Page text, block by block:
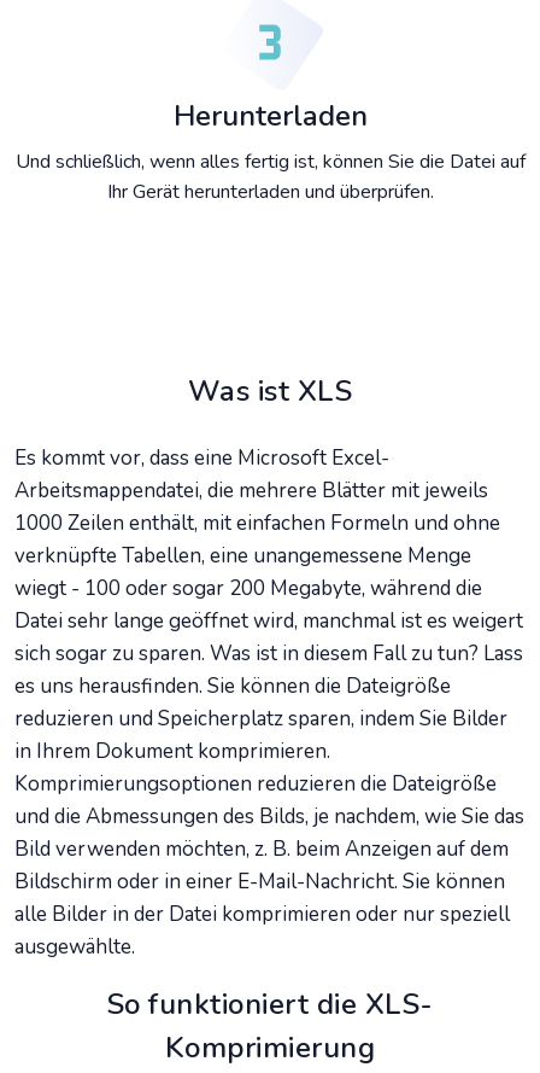
Herunterladen
Und schließlich, wenn alles fertig ist, können Sie die Datei auf
Ihr Gerät herunterladen und überprüfen.
Was ist XLS
Es kommt vor, dass eine Microsoft Excel-
Arbeitsmappendatei, die mehrere Blätter mit jeweils
1000 Zeilen enthält, mit einfachen Formeln und ohne
verknüpfte Tabellen, eine unangemessene Menge
wiegt - 100 oder sogar 200 Megabyte, während die
Datei sehr lange geöffnet wird, manchmal ist es weigert
sich sogar zu sparen. Was ist in diesem Fall zu tun? Lass
es uns herausfinden. Sie können die Dateigröße
reduzieren und Speicherplatz sparen, indem Sie Bilder
in Ihrem Dokument komprimieren.
Komprimierungsoptionen reduzieren die Dateigröße
und die Abmessungen des Bilds, je nachdem, wie Sie das
Bild verwenden möchten, z. B. beim Anzeigen auf dem
Bildschirm oder in einer E-Mail-Nachricht. Sie können
alle Bilder in der Datei komprimieren oder nur speziell
ausgewählte.
So funktioniert die XLS-
Komprimierung